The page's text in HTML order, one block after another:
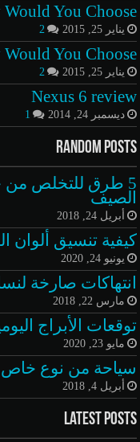
You Choose?
يناير 25, 2015 2
You Choose?
يناير 25, 2015 2
Nexus 6 review
ديسمبر 24, 2014 1
Random Posts
5 طرق للتخلص
الصيف
أبريل 24, 2018
كيفية تنسيق ألوان
يونيو 24, 2020
انتهاكات صارخة
مارس 22, 2018
توقعات الأبراج اليومية 23
مايو 23, 2020
سياحة من نوع خاص
أبريل 4, 2018
Latest Posts